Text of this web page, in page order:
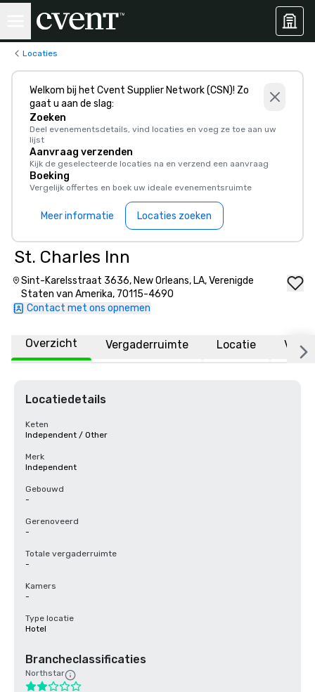
Locaties
Welkom bij het Cvent Supplier Network (CSN)! Zo
gaat u aan de slag:
Zoeken
Deel evenementsdetails, vind locaties en voeg ze toe aan uw
lijst
Aanvraag verzenden
Kijk de geselecteerde locaties na en verzend een aanvraag
Boeking
Vergelijk offertes en boek uw ideale evenementsruimte
Meer informatie Locaties zoeken
St. Charles Inn
Sint-Karelsstraat 3636, New Orleans, LA, Verenigde
Staten van Amerika, 70115-4690
Contact met ons opnemen
Overzicht Vergaderruimte Locatie
Locatiedetails
Keten
Independent / Other
Merk
Independent
Gebouwd
-
Gerenoveerd
-
Totale vergaderruimte
-
Kamers
-
Type locatie
Hotel
Brancheclassificaties
Northstar